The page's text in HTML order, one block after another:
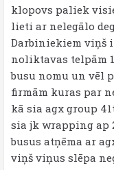
klopovs paliek
lieti ar nelegālo
Darbiniekiem viņš
noliktavas telpām
busu nomu un vēl
firmām kuras par
kā sia agx group
sia jk wrapping ap
busus atņēma ar
viņš viņus slēpa